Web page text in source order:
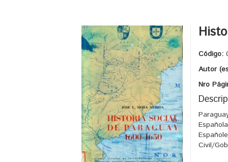
Código:
Autor
Nro
Civil/